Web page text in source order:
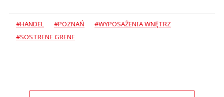
#HANDEL #POZNAŃ
#WYPOSAŻENIA WNĘTRZ
#SOSTRENE GRENE